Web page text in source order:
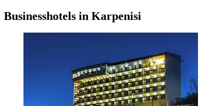
Businesshotels in Karpenisi